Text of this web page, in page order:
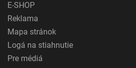
E-SHOP
Reklama
Mapa stránok
Logá na stiahnutie
Pre médiá